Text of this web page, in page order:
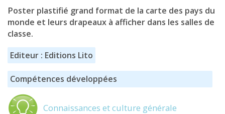
Poster plastifié grand format de la carte des pays du
monde et leurs drapeaux à afficher dans les salles de
classe.
Editeur : Editions Lito
Compétences développées
Connaissances et culture générale